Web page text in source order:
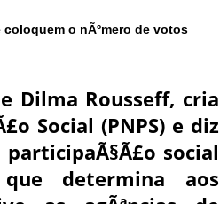
o nÃºmero de votos
Dilma Rousseff, cria
Social (PNPS) e diz
social
determina aos